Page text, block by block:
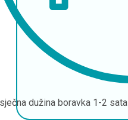
dužina boravka 1-2 sata